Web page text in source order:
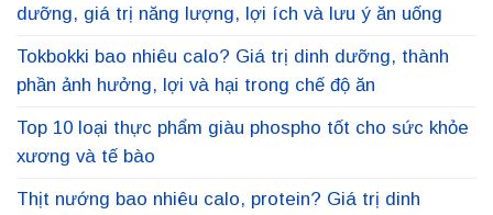
dưỡng, giá trị năng lượng, lợi ích và lưu ý ăn uống
Tokbokki bao nhiêu calo? Giá trị dinh dưỡng, thành
phần ảnh hưởng, lợi và hại trong chế độ ăn
Top 10 loại thực phẩm giàu phospho tốt cho sức khỏe
xương và tế bào
Thịt nướng bao nhiêu calo, protein? Giá trị dinh